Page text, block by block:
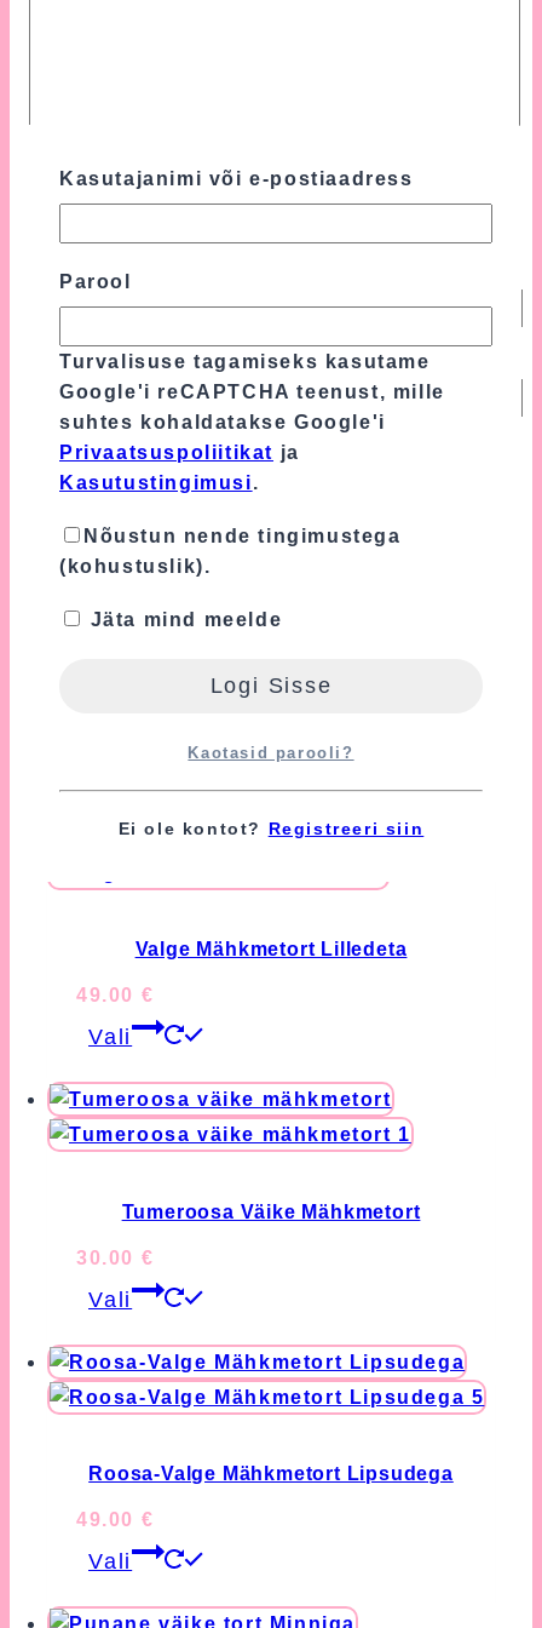
Nimi *
E-post*
Turvalisuse tagamiseks kasutame Google'i
reCAPTCHA teenust, mille suhtes
Kasutustingimusi.
(kohustuslik).
Seotud tooted
Valge Mähkmetort Lilledeta
49.00 €
Vali
has
multiple
variants.
options
the
product
page
Tumeroosa Väike Mähkmetort
30.00 €
Vali
has
multiple
variants.
options
the
Roosa-Valge Mähkmetort Lipsudega
49.00 €
Vali
has
Kasutajanimi või e-postiaadress
Parool
Turvalisuse tagamiseks kasutame
Google'i reCAPTCHA teenust, mille
suhtes kohaldatakse Google'i
Privaatsuspoliitikat ja
Kasutustingimusi.
Nõustun nende tingimustega
(kohustuslik).
Jäta mind meelde
Kaotasid parooli?
Ei ole kontot? Registreeri siin